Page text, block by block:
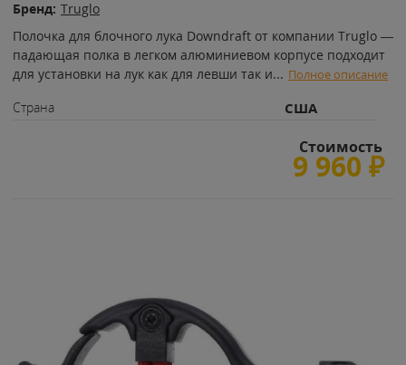
Бренд: Truglo
Полочка для блочного лука Downdraft от компании Truglo —
падающая полка в легком алюминиевом корпусе подходит
для установки на лук как для левши так и... Полное описание
Страна США
Стоимость
9 960 ₽